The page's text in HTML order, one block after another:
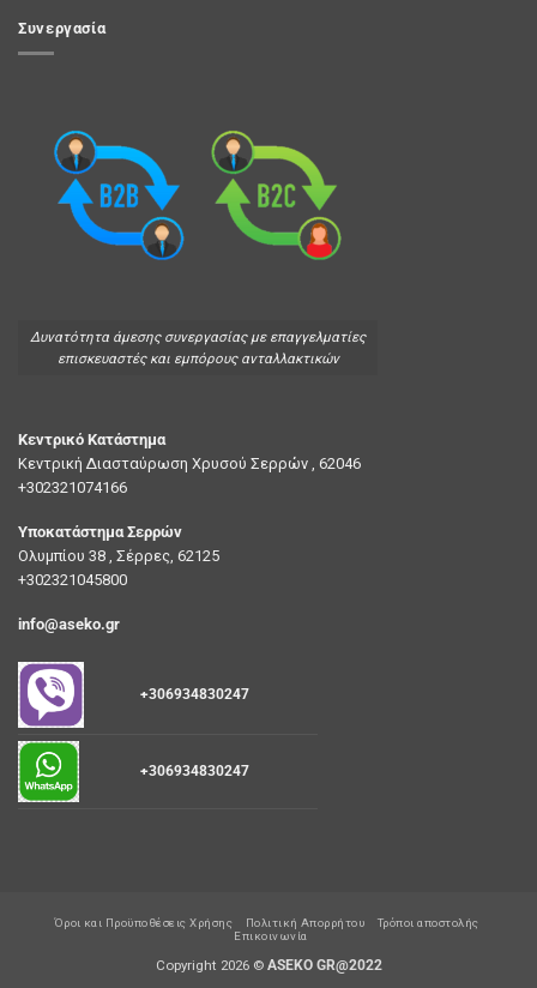
Συνεργασία
Δυνατότητα άμεσης συνεργασίας με επαγγελματίες
επισκευαστές και εμπόρους ανταλλακτικών
Κεντρικό Κατάστημα
Κεντρική Διασταύρωση Χρυσού Σερρών , 62046
+302321074166
Υποκατάστημα Σερρών
Ολυμπίου 38 , Σέρρες, 62125
+302321045800
info@aseko.gr
+306934830247
+306934830247
Όροι και Προϋποθέσεις Χρήσης Πολιτική Απορρήτου
Τρόποι αποστολής
Επικοινωνία
Copyright 2026 © ASEKO GR@2022